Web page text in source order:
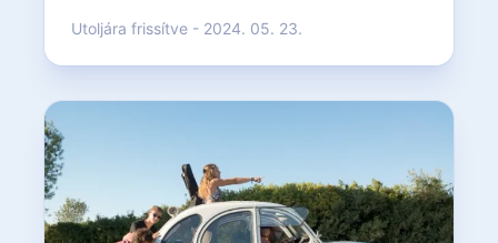
Utoljára frissítve - 2024. 05. 23.